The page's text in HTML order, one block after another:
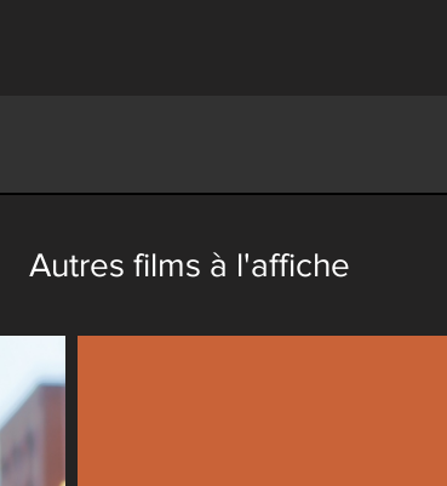
Autres films à l'affiche